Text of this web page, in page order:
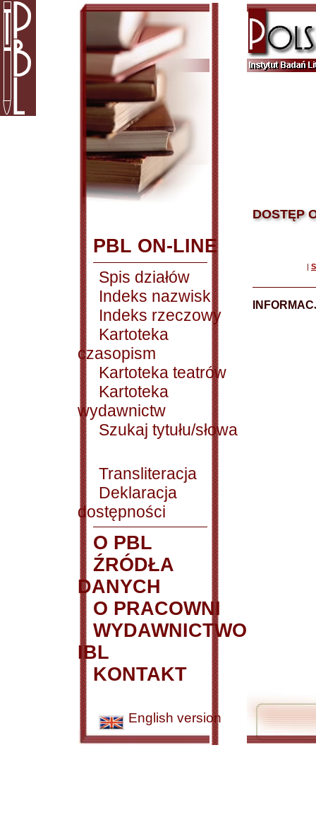
PBL ON-LINE
Spis działów
Indeks nazwisk
Indeks rzeczowy
Kartoteka
czasopism
Kartoteka teatrów
Kartoteka
wydawnictw
Szukaj tytułu/słowa
Transliteracja
Deklaracja
dostępności
O PBL
ŹRÓDŁA
DANYCH
O PRACOWNI
WYDAWNICTWO
IBL
KONTAKT
English version
DOSTĘP
|